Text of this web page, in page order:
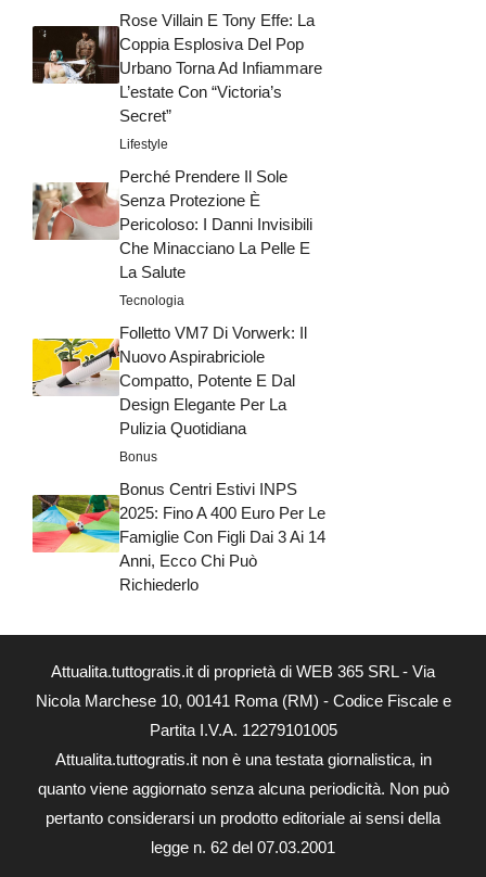
Rose Villain E Tony Effe: La
Coppia Esplosiva Del Pop
Urbano Torna Ad Infiammare
L’estate Con “Victoria’s
Secret”
Lifestyle
Perché Prendere Il Sole
Senza Protezione È
Pericoloso: I Danni Invisibili
Che Minacciano La Pelle E
La Salute
Tecnologia
Folletto VM7 Di Vorwerk: Il
Nuovo Aspirabriciole
Compatto, Potente E Dal
Design Elegante Per La
Pulizia Quotidiana
Bonus
Bonus Centri Estivi INPS
2025: Fino A 400 Euro Per Le
Famiglie Con Figli Dai 3 Ai 14
Anni, Ecco Chi Può
Richiederlo
Attualita.tuttogratis.it di proprietà di WEB 365 SRL - Via
Nicola Marchese 10, 00141 Roma (RM) - Codice Fiscale e
Partita I.V.A. 12279101005
Attualita.tuttogratis.it non è una testata giornalistica, in
quanto viene aggiornato senza alcuna periodicità. Non può
pertanto considerarsi un prodotto editoriale ai sensi della
legge n. 62 del 07.03.2001